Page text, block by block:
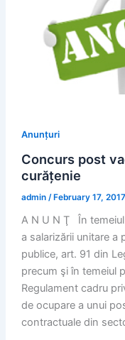
Anunțuri
Concurs post
curățenie
admin /February 17, 2017
A N U N Ţ În
a salarizării unitare a
publice, art. 91 din
precum şi în temeiul
Regulament cadru
de ocupare a unui
contractuale din